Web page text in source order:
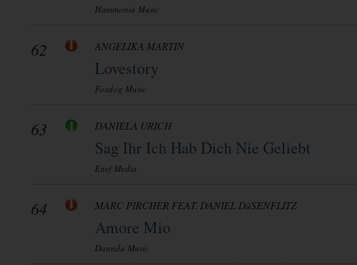
Hammonia Music
62 ANGELIKA MARTIN
Lovestory
Foxdog Music
63 DANIELA URICH
Sag Ihr Ich Hab Dich Nie Geliebt
Enef Media
64 MARC PIRCHER FEAT. DANIEL DüSENFLITZ
Amore Mio
Dannda Music